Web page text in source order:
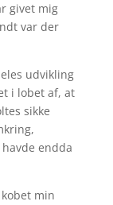
givet mig
var der
udvikling
i lobet af, at
sikke
endda
min